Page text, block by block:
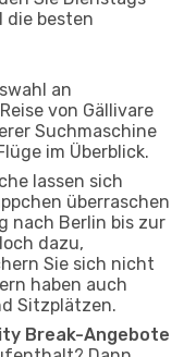
die besten
an
von Gällivare
Suchmaschine
im Überblick.
lassen sich
überraschen
nach Berlin bis zur
dazu,
Sie sich nicht
haben auch
Sitzplätzen.
Break-Angebote